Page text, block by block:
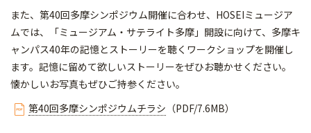
また、第40回多摩シンポジウム開催に合わせ、HOSEIミュージア
ムでは、「ミュージアム・サテライト多摩」開設に向けて、多摩キ
ャンパス40年の記憶とストーリーを聴くワークショップを開催し
ます。記憶に留めて欲しいストーリーをぜひお聴かせください。
懐かしいお写真もぜひご持参ください。
第40回多摩シンポジウムチラシ （PDF/7.6MB）